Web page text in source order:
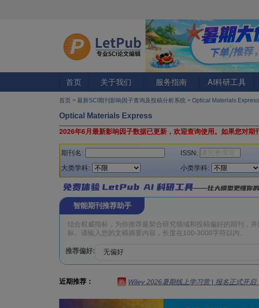
首页 关于我们 服务指南 AI科研工具
首页 > 最新SCI期刊影响因子查询及投稿分析系统 > Optical Materials
Optical Materials Express
2026年6月最新影响因子数据已更新，欢迎查询使用。 如果您对期
期刊名: ISSN:
大类学科:
小类学科:
智能期刊推荐助手
推荐偏好:
近期推荐： 热 Wiley 2026暑期线上学习营 | 报名正式开启